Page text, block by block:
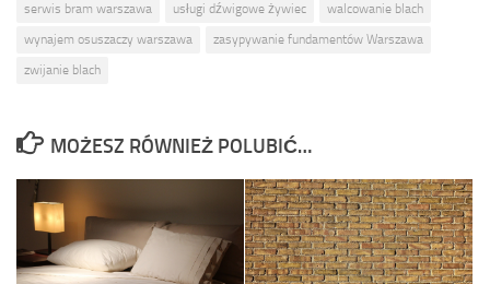
serwis bram warszawa
usługi dźwigowe żywiec
walcowanie blach
wynajem osuszaczy warszawa
zasypywanie fundamentów Warszawa
zwijanie blach
MOŻESZ RÓWNIEŻ POLUBIĆ…